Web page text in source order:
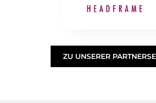
ZU UNSERER